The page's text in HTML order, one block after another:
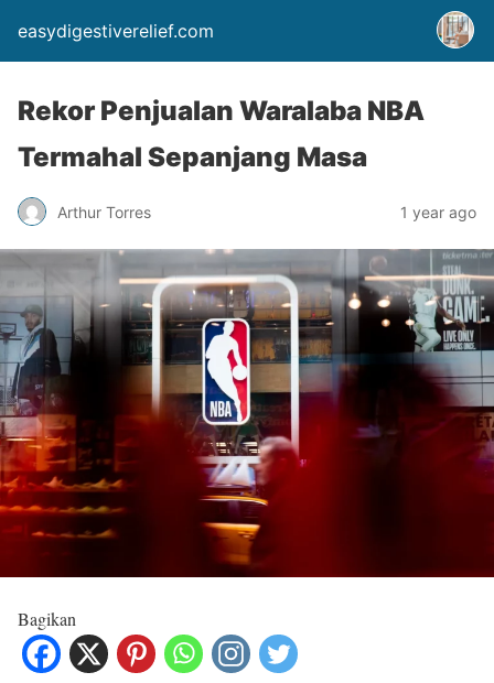
easydigestiverelief.com
Rekor Penjualan Waralaba NBA
Termahal Sepanjang Masa
Arthur Torres 1 year ago
Bagikan